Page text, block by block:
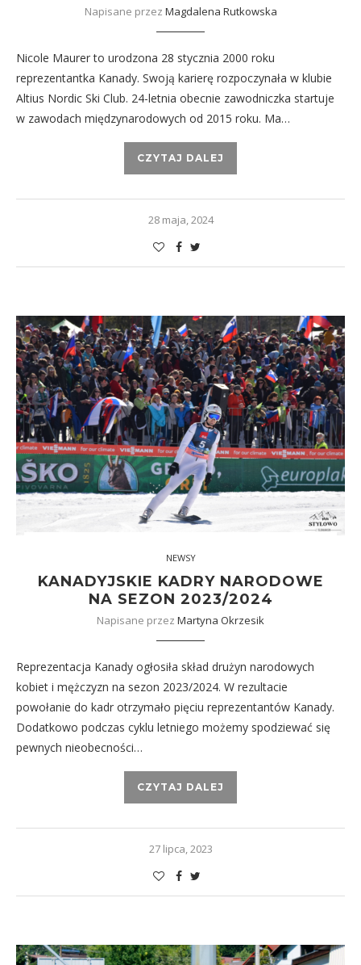
Napisane przez Magdalena Rutkowska
Nicole Maurer to urodzona 28 stycznia 2000 roku
reprezentantka Kanady. Swoją karierę rozpoczynała w klubie
Altius Nordic Ski Club. 24-letnia obecnie zawodniczka startuje
w zawodach międzynarodowych od 2015 roku. Ma…
CZYTAJ DALEJ
28 maja, 2024
NEWSY
KANADYJSKIE KADRY NARODOWE
NA SEZON 2023/2024
Napisane przez Martyna Okrzesik
Reprezentacja Kanady ogłosiła skład drużyn narodowych
kobiet i mężczyzn na sezon 2023/2024. W rezultacie
powołanie do kadr otrzymało pięciu reprezentantów Kanady.
Dodatkowo podczas cyklu letniego możemy spodziewać się
pewnych nieobecności…
CZYTAJ DALEJ
27 lipca, 2023